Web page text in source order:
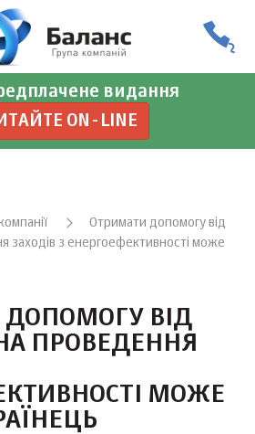
видання
ON-LINE
Отримати допомогу від
заходів з енергоефективності може
ВІД
ПРОВЕДЕННЯ
МОЖЕ